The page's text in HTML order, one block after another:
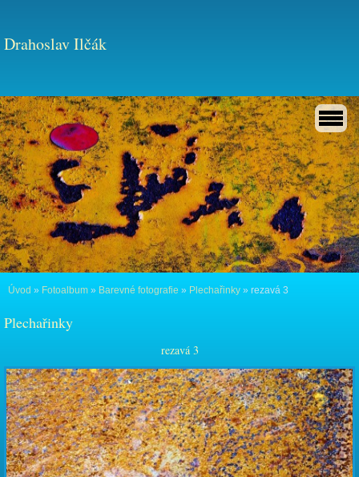
Drahoslav Ilčák
Úvod » Fotoalbum » Barevné fotografie » Plechařinky » rezavá 3
Plechařinky
rezavá 3